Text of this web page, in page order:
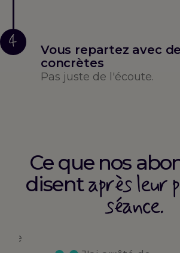
4
Vous repartez avec
concrètes
Pas juste de l'écoute.
Ce que nos
disentaprès leur
séance.